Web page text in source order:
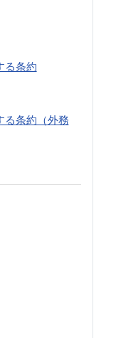
る条約
る条約（外務